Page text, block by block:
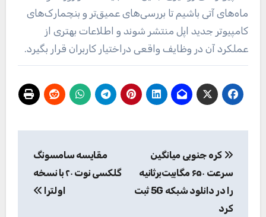
ماه‌های آتی باشیم تا بررسی‌های عمیق‌تر و بنچمارک‌های
کامپیوتر جدید اپل منتشر شوند و اطلاعات بهتری از
عملکرد آن در وظایف واقعی دراختیار کاربران قرار بگیرد.
نوشته
کره جنوبی میانگین
سرعت ۶۵۰ مگابیت‌برثانیه
را در دانلود شبکه 5G ثبت
کرد
مقایسه سامسونگ
گلکسی نوت ۲۰ با نسخه
اولترا